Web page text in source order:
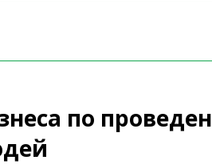
по